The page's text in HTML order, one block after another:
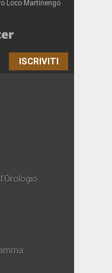
Loco Martinengo
ISCRIVITI